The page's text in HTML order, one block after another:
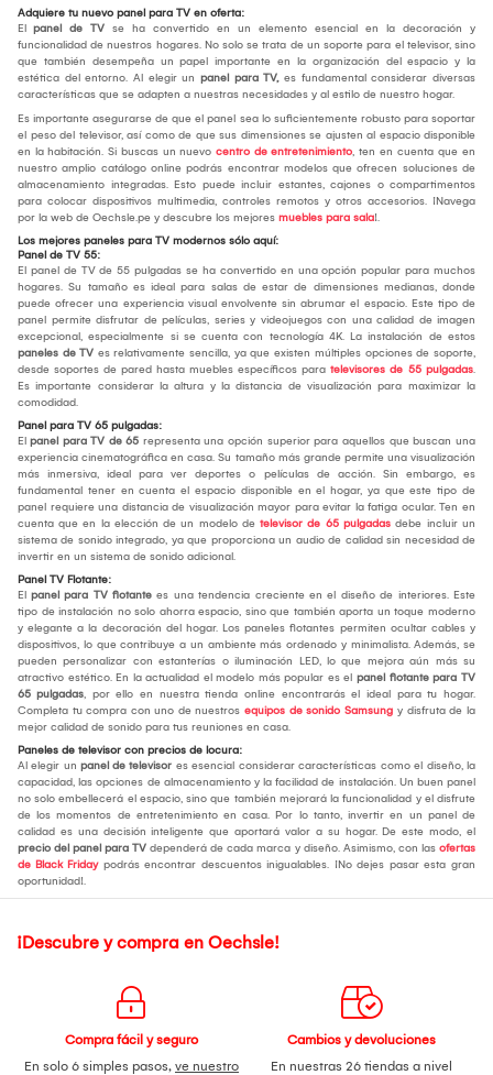
Adquiere tu nuevo panel para TV en oferta:
El panel de TV se ha convertido en un elemento esencial en la decoración y
funcionalidad de nuestros hogares. No solo se trata de un soporte para el televisor, sino
que también desempeña un papel importante en la organización del espacio y la
estética del entorno. Al elegir un panel para TV,es fundamental considerar diversas
características que se adapten a nuestras necesidades y al estilo de nuestro hogar.
Es importante asegurarse de que el panel sea lo suficientemente robusto para soportar
el peso del televisor, así como de que sus dimensiones se ajusten al espacio disponible
en la habitación. Si buscas un nuevo centro de entretenimiento, ten en cuenta que en
nuestro amplio catálogo online podrás encontrar modelos que ofrecen soluciones de
almacenamiento integradas. Esto puede incluir estantes, cajones o compartimentos
para colocar dispositivos multimedia, controles remotos y otros accesorios. ¡Navega
por la web de Oechsle.pe y descubre los mejores muebles para sala!.
Los mejores paneles para TV modernos sólo aquí:
Panel de TV 55:
El panel de TV de 55 pulgadas se ha convertido en una opción popular para muchos
hogares. Su tamaño es ideal para salas de estar de dimensiones medianas, donde
puede ofrecer una experiencia visual envolvente sin abrumar el espacio. Este tipo de
panel permite disfrutar de películas, series y videojuegos con una calidad de imagen
excepcional, especialmente si se cuenta con tecnología 4K. La instalación de estos
paneles de TV es relativamente sencilla, ya que existen múltiples opciones de soporte,
desde soportes de pared hasta muebles específicos para televisores de 55 pulgadas.
Es importante considerar la altura y la distancia de visualización para maximizar la
comodidad.
Panel para TV 65 pulgadas:
El panel para TV de 65 representa una opción superior para aquellos que buscan una
experiencia cinematográfica en casa. Su tamaño más grande permite una visualización
más inmersiva, ideal para ver deportes o películas de acción. Sin embargo, es
fundamental tener en cuenta el espacio disponible en el hogar, ya que este tipo de
panel requiere una distancia de visualización mayor para evitar la fatiga ocular. Ten en
cuenta que en la elección de un modelo de televisor de 65 pulgadas debe incluir un
sistema de sonido integrado, ya que proporciona un audio de calidad sin necesidad de
invertir en un sistema de sonido adicional.
Panel TV Flotante:
El panel para TV flotante es una tendencia creciente en el diseño de interiores. Este
tipo de instalación no solo ahorra espacio, sino que también aporta un toque moderno
y elegante a la decoración del hogar. Los paneles flotantes permiten ocultar cables y
dispositivos, lo que contribuye a un ambiente más ordenado y minimalista. Además, se
pueden personalizar con estanterías o iluminación LED, lo que mejora aún más su
atractivo estético. En la actualidad el modelo más popular es el panel flotante para TV
65 pulgadas, por ello en nuestra tienda online encontrarás el ideal para tu hogar.
Completa tu compra con uno de nuestros equipos de sonido Samsung y disfruta de la
mejor calidad de sonido para tus reuniones en casa.
Paneles de televisor con precios de locura:
Al elegir un panel de televisor es esencial considerar características como el diseño, la
capacidad, las opciones de almacenamiento y la facilidad de instalación. Un buen panel
no solo embellecerá el espacio, sino que también mejorará la funcionalidad y el disfrute
de los momentos de entretenimiento en casa. Por lo tanto, invertir en un panel de
calidad es una decisión inteligente que aportará valor a su hogar. De este modo, el
precio del panel para TV dependerá de cada marca y diseño. Asimismo, con las ofertas
de Black Fridaypodrás encontrar descuentos inigualables. ¡No dejes pasar esta gran
oportunidad!.
¡Descubre y compra en Oechsle!
Compra fácil y seguro
En solo 6 simples pasos, ve nuestro
Cambios y devoluciones
En nuestras 26 tiendas a nivel